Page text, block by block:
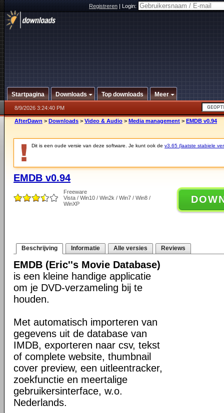
Registreren|Login:
Startpagina Downloads Top downloads Meer
8/9/2026 3:24:40 PM
AfterDawn > Downloads > Video & Audio > Media management > EMDB v0.94
Dit is een oude versie van deze software. Je kunt ook de v3.65 (laatste stabiele
EMDB v0.94
Freeware
Vista / Win10 / Win2k / Win7 / Win8 /
WinXP
Beschrijving Informatie Alle versies Reviews
EMDB (Eric''s Movie Database)
is een kleine handige applicatie
om je DVD-verzameling bij te
houden.
Met automatisch importeren van
gegevens uit de database van
IMDB, exporteren naar csv, tekst
of complete website, thumbnail
cover preview, een uitleentracker,
zoekfunctie en meertalige
gebruikersinterface, w.o.
Nederlands.